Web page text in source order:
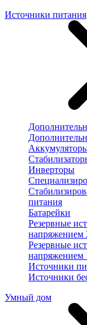
Источники питания
Инверторы
питания
Батарейки
Резервные
напряжением
Резервные
напряжением
Источники
Источники
Умный дом